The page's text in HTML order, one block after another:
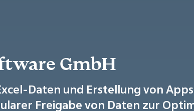
GmbH
Daten und Erstellung von
Freigabe von Daten zur